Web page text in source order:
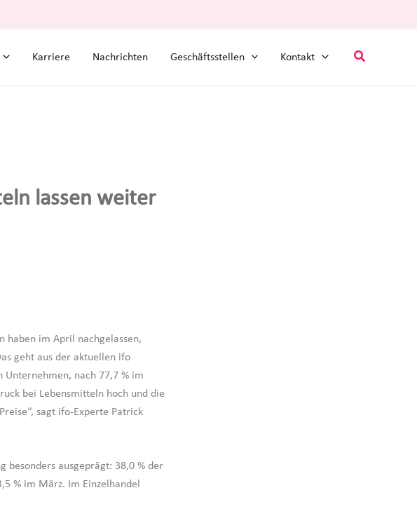
Karriere Nachrichten Geschäftsstellen Kontakt Suchen
lassen weiter
haben im April nachgelassen,
geht aus der aktuellen ifo
nach 77,7 % im
bei Lebensmitteln hoch und die
sagt ifo-Experte Patrick
besonders ausgeprägt: 38,0 % der
% im März. Im Einzelhandel